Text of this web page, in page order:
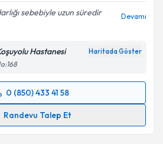
sebebiyle uzun süredir
Devamı
Hastanesi Haritada Göster
0 (850) 433 41 58
Randevu Talep Et
Talebi